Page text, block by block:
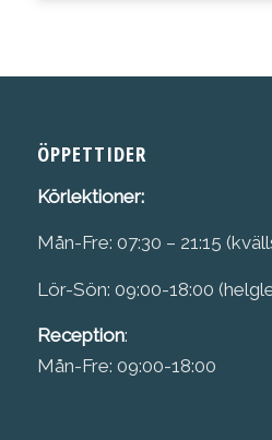
ÖPPETTIDER
Körlektioner:
Mån-Fre: 07:30 – 21:15
Lör-Sön: 09:00-18:00
Reception:
Mån-Fre: 09:00-18:00